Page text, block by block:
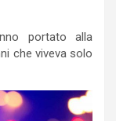
portato alla
che viveva solo